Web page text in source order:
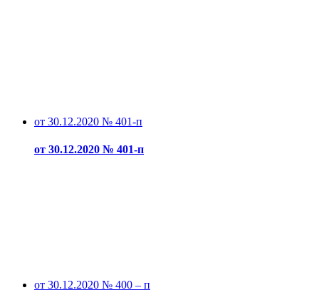
от 30.12.2020 № 401-п
от 30.12.2020 № 401-п
от 30.12.2020 № 400 – п